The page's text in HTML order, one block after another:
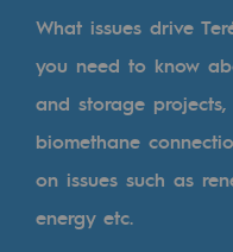
Accelerator
A local and
An adaptive
An
What issues drive
you need to know
and storage
biomethane
on issues such as
energy etc.